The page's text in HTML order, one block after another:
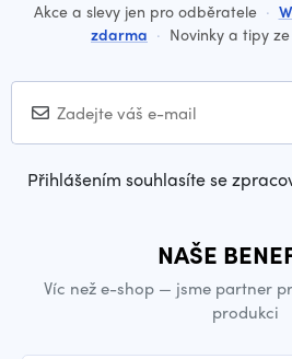
Akce a slevy jen pro odběratele ·
zdarma · Novinky a tipy
Přihlášením souhlasíte se
NAŠE
Víc než e-shop — jsme partner
produkci